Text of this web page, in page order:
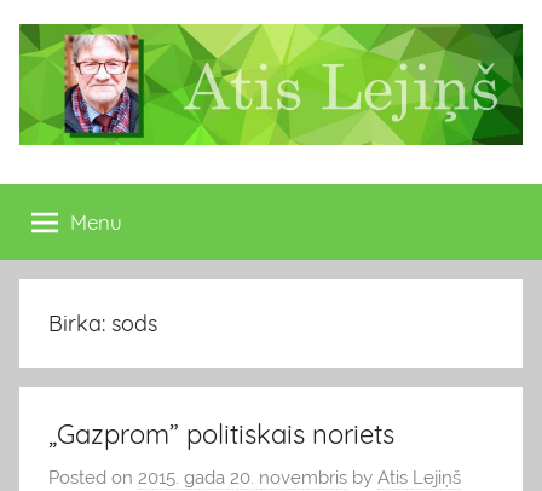
content
Atis
Lejiņš
13.
Saeimas
deputāts
Menu
Birka: sods
„Gazprom” politiskais noriets
Posted on 2015. gada 20. novembris by Atis Lejiņš